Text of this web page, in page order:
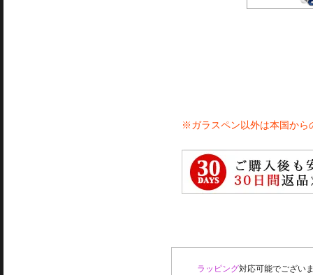
※ガラスペン以外は本国から
ラッピング対応可能でござい